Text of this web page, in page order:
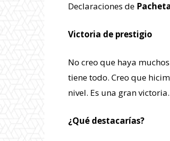
Declaraciones de
Victoria de prestigio
No creo que haya
tiene todo. Creo que
nivel. Es una gran
¿Qué destacarías?